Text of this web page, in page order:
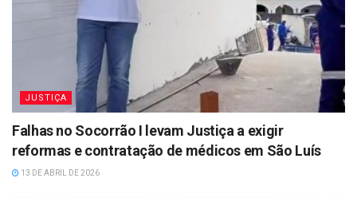
JUSTIÇA
Falhas no Socorrão I levam Justiça a exigir
reformas e contratação de médicos em São Luís
13 DE ABRIL DE 2026